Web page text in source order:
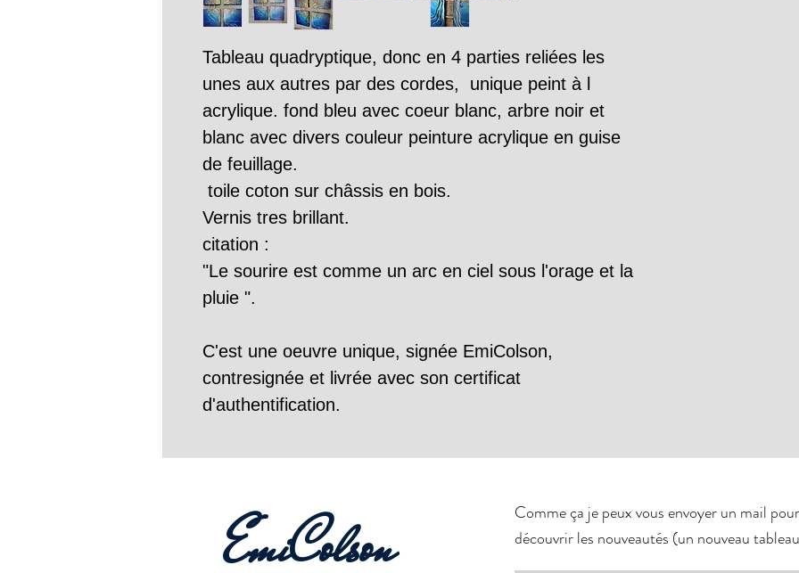
Tableau quadryptique, donc en 4 parties reliées les
unes aux autres par des cordes,  unique peint à l
acrylique. fond bleu avec coeur blanc, arbre noir et
blanc avec divers couleur peinture acrylique en guise
de feuillage.
toile coton sur châssis en bois.
Vernis tres brillant.
citation :
"Le sourire est comme un arc en ciel sous l'orage et la
pluie ".
C'est une oeuvre unique, signée EmiColson,
contresignée et livrée avec son certificat
d'authentification.
EmiColson
Comme ça je peux vous envoyer un mail
découvrir les nouveautés (un nouveau